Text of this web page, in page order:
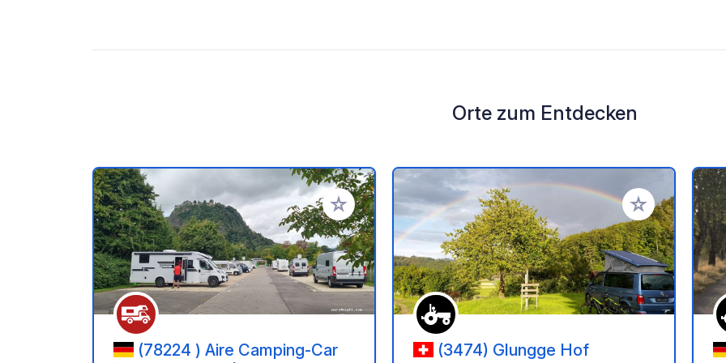
Orte zum Entdecken
Zu Ihren Favoriten hinzufügen
(78224 ) Aire Camping-Car
Zu Ihren
(3474) Glungge Hof